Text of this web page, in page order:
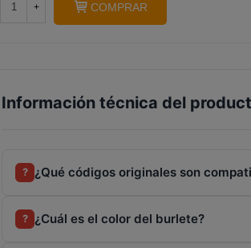
+ COMPRAR
Información técnica del
? ¿Qué códigos originales son
? ¿Cuál es el color del burlete?